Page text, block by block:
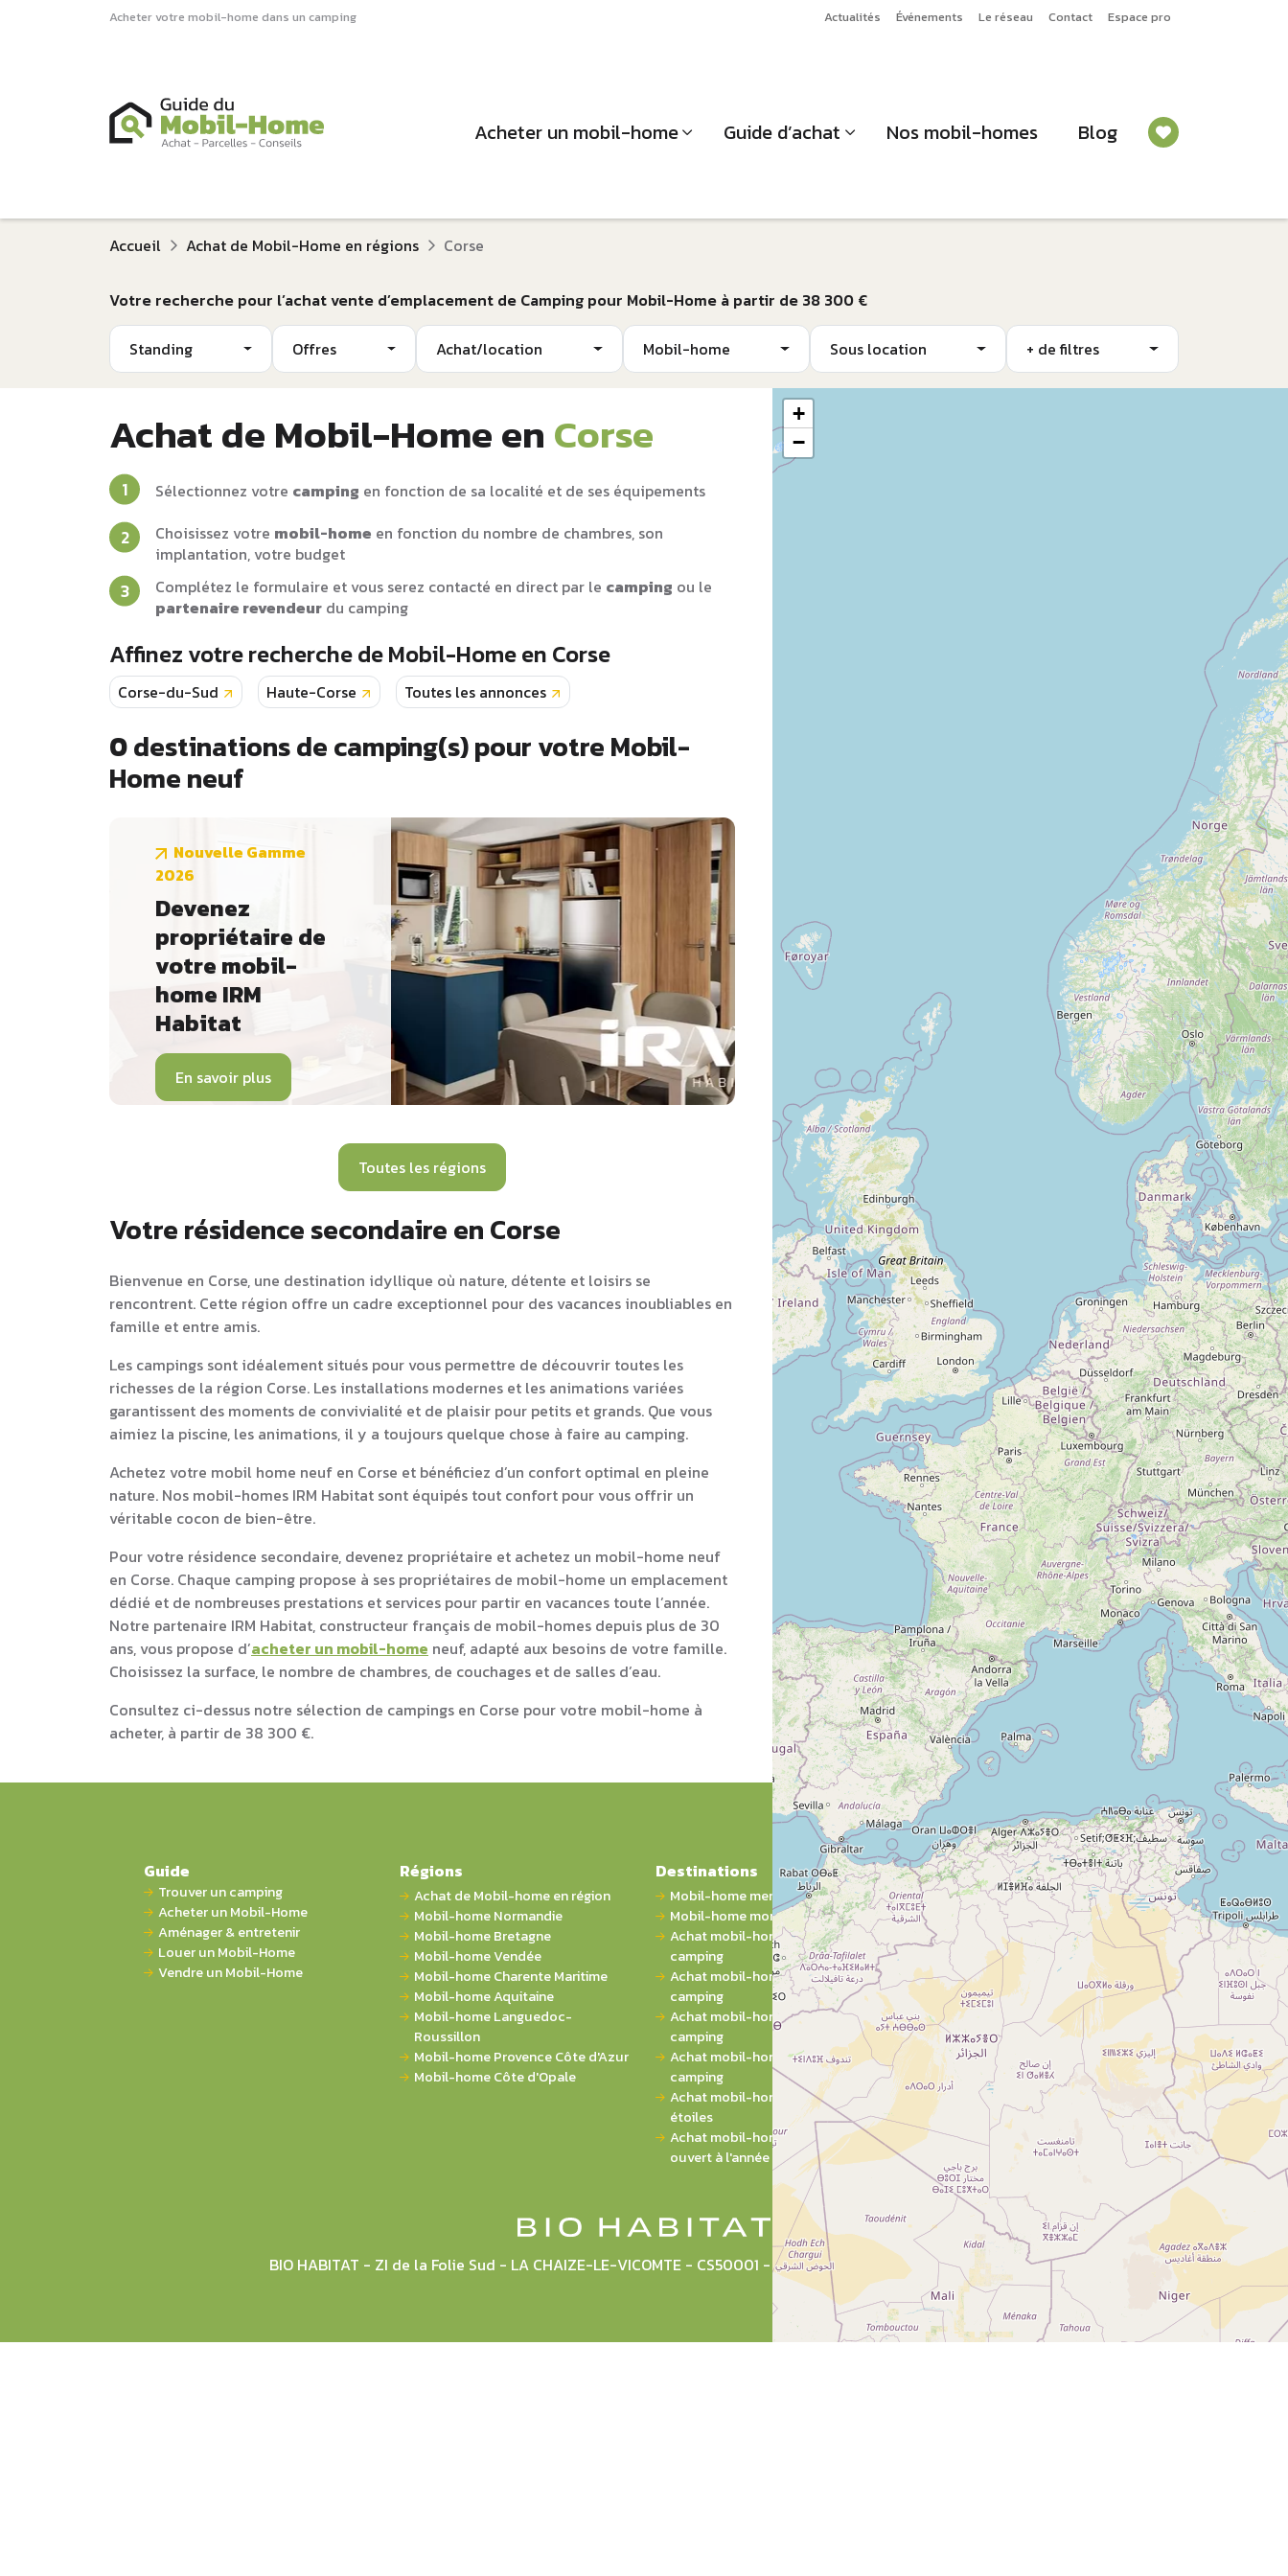
Acheter votre mobil-home dans un camping Actualités Événements Le réseau Contact Espace pro
Acheter un mobil-home Guide d’achat Nos mobil-homes Blog
Accueil Achat de Mobil-Home en régions Corse
Votre recherche pour l’achat vente d’emplacement de Camping pour Mobil-Home à partir de 38 300 €
Standing Offres Achat/location Mobil-home Sous location + de filtres
+
−
Achat de Mobil-Home en Corse
Sélectionnez votre camping en fonction de sa localité et de ses équipements
Choisissez votre mobil-home en fonction du nombre de chambres, son
implantation, votre budget
Complétez le formulaire et vous serez contacté en direct par le camping ou le
partenaire revendeur du camping
Affinez votre recherche de Mobil-Home en Corse
Corse-du-Sud Haute-Corse Toutes les annonces
0destinations de camping(s) pour votre Mobil-
Home neuf
Nouvelle Gamme
2026
Devenez
propriétaire de
votre mobil-
home IRM
Habitat
En savoir plus
Toutes les régions
Votre résidence secondaire en Corse
Bienvenue en Corse, une destination idyllique où nature, détente et loisirs se
rencontrent. Cette région offre un cadre exceptionnel pour des vacances inoubliables en
famille et entre amis.
Les campings sont idéalement situés pour vous permettre de découvrir toutes les
richesses de la région Corse. Les installations modernes et les animations variées
garantissent des moments de convivialité et de plaisir pour petits et grands. Que vous
aimiez la piscine, les animations, il y a toujours quelque chose à faire au camping.
Achetez votre mobil home neuf en Corse et bénéficiez d’un confort optimal en pleine
nature. Nos mobil-homes IRM Habitat sont équipés tout confort pour vous offrir un
véritable cocon de bien-être.
Pour votre résidence secondaire, devenez propriétaire et achetez un mobil-home neuf
en Corse. Chaque camping propose à ses propriétaires de mobil-home un emplacement
dédié et de nombreuses prestations et services pour partir en vacances toute l’année.
Notre partenaire IRM Habitat, constructeur français de mobil-homes depuis plus de 30
ans, vous propose d’acheter un mobil-home neuf, adapté aux besoins de votre famille.
Choisissez la surface, le nombre de chambres, de couchages et de salles d’eau.
Consultez ci-dessus notre sélection de campings en Corse pour votre mobil-home à
acheter, à partir de 38 300 €.
BIO HABITAT - ZI de la Folie Sud - LA CHAIZE-LE-VICOMTE - CS50001 - 85036 LA ROCHE-SUR-YON CEDEX
Guide
Trouver un camping
Acheter un Mobil-Home
Aménager & entretenir
Louer un Mobil-Home
Vendre un Mobil-Home
Régions
Achat de Mobil-home en région
Mobil-home Normandie
Mobil-home Bretagne
Mobil-home Vendée
Mobil-home Charente Maritime
Mobil-home Aquitaine
Mobil-home Languedoc-
Roussillon
Mobil-home Provence Côte d'Azur
Mobil-home Côte d'Opale
Destinations
Mobil-home mer
Mobil-home montagne
Achat mobil-home 1 chambre sur
camping
Achat mobil-home 2 chambres sur
camping
Achat mobil-home 3 chambres sur
camping
Achat mobil-home 4 chambres sur
camping
Achat mobil-home sur camping 5
étoiles
Achat mobil-home sur camping
ouvert à l'année
A propos
Qui sommes-nous ?
Actualités
Nos partenaires
Notre réseau
Nos campings
Blog
Espace revendeur